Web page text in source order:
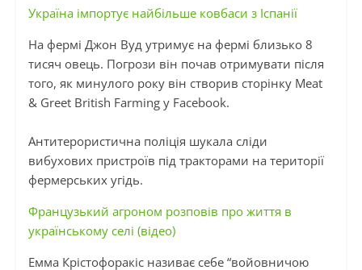
Україна імпортує найбільше ковбаси з Іспанії
На фермі Джон Вуд утримує на фермі близько 8
тисяч овець. Погрози він почав отримувати після
того, як минулого року він створив сторінку Meat
& Greet British Farming у Facebook.
Антитерористична поліція шукала сліди
вибухових пристроїв під тракторами на території
фермерських угідь.
Французький агроном розповів про життя в
українському селі (відео)
Емма Крістофоракіс називає себе “войовничою